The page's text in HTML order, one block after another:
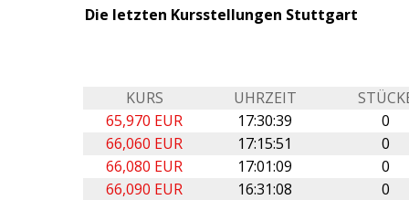
Die letzten Kursstellungen Stuttgart
KURS UHRZEIT
65,970 EUR
17:30:39
0
66,060 EUR
17:15:51
0
66,080 EUR
17:01:09
0
66,090 EUR
16:31:08
0